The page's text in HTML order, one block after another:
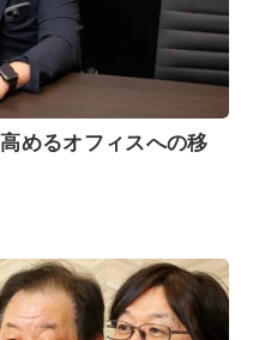
めるオフィスへの移